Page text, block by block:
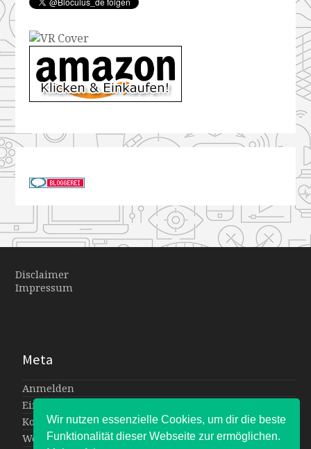
Disclaimer
Impressum
Meta
Anmelden
Eintrags-Feed
Kommentar-Feed
WordPress.org
Wir nutzen essenzielle Cookies, um dir die beste
Funktionalität dieser Webseite zur ermöglichen.